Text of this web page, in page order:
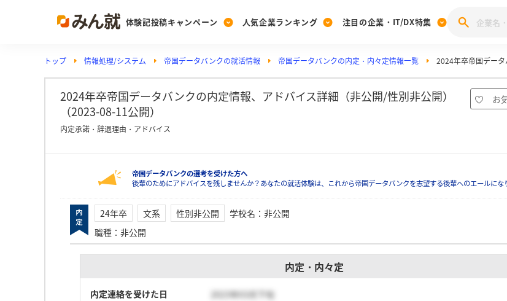
体験記投稿キャンペーン
Post
投稿する
[27卒] 本選考体験記投稿キャンペーン
人気企業ランキング
Ranking
ランキングを見る
みんなのDX企業就職ブランド調査
注目の企業・IT/DX特集
PickUp
注目の企業特集
動画で知ろう！業界・企業研究
トップ 情報処理/システム 帝国データバンクの就活情報 帝国データバンクの内定・内々定情報一覧 2024年卒帝国デー
2024年卒帝国データバンクの内定情報、アドバイス詳細（非公開/性別非公開）
（2023-08-11公開）
お
内定承諾・辞退理由・アドバイス
帝国データバンクの選考を受けた方へ
後輩のためにアドバイスを残しませんか？あなたの就活体験は、これから帝国データバンクを志望する後輩へのエールにな
24年卒 文系 性別非公開 学校名 ： 非公開
職種 ： 非公開
内定・内々定
内定連絡を受けた日
2023年03月下旬